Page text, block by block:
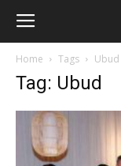
Home Tags Ubud
Tag: Ubud